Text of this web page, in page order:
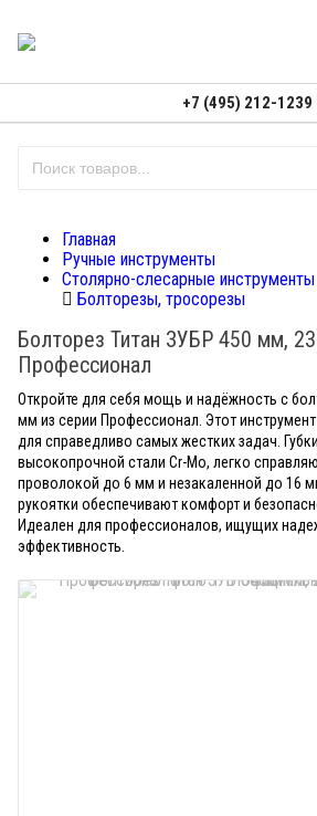
+7 (495) 212-1239
Главная
Ручные инструменты
Столярно-слесарные инструменты
Болторезы, тросорезы
Болторез Титан ЗУБР 450 мм,
Профессионал
Откройте для себя мощь и надёжность с
мм из серии Профессионал. Этот
для справедливо самых жестких задач.
высокопрочной стали Cr-Mo, легко
проволокой до 6 мм и незакаленной до 16
рукоятки обеспечивают комфорт и
Идеален для профессионалов, ищущих
эффективность.